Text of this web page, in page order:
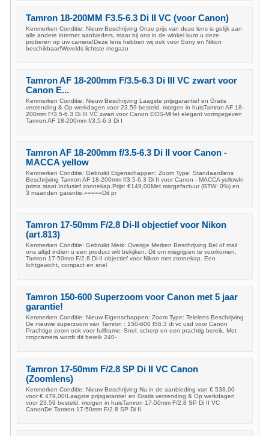
Tamron 18-200MM F3.5-6.3 Di II VC (voor Canon)
Kenmerken Conditie: Nieuw Beschrijving Onze prijs van deze lens is gelijk aan
alle andere internet aanbieders, maar bij ons in de winkel kunt u deze
proberen op uw camera!Deze lens hebben wij ook voor Sony en Nikon
beschikbaar!Werelds lichtste megazo
Tamron AF 18-200mm F/3.5-6.3 Di III VC zwart voor
Canon E...
Kenmerken Conditie: Nieuw Beschrijving Laagste prijsgarantie! en Gratis
verzending & Op werkdagen voor 23.59 besteld, morgen in huisTamron AF 18-
200mm F/3.5-6.3 Di III VC zwart voor Canon EOS-MHet elegant vormgegeven
Tamron AF 18-200mm f/3.5-6.3 Di I
Tamron AF 18-200mm f/3.5-6.3 Di II voor Canon -
MACCA yellow
Kenmerken Conditie: Gebruikt Eigenschappen: Zoom Type: Standaardlens
Beschrijving Tamron AF 18-200mm f/3.5-6.3 Di II voor Canon - MACCA yellowIn
prima staat.Inclusief zonnekap.Prijs: €149,00Met margefactuur (BTW: 0%) en
3 maanden garantie.=====Dit pr
Tamron 17-50mm F/2.8 Di-II objectief voor Nikon
(art.813)
Kenmerken Conditie: Gebruikt Merk: Overige Merken Beschrijving Bel of mail
ons altijd indien u een product wilt bekijken. Dit om misgrijpen te voorkomen.
Tamron 17-50mm F/2.8 Di-II objectief voor Nikon met zonnekap. Een
lichtgewicht, compact en snel
Tamron 150-600 Superzoom voor Canon met 5 jaar
garantie!
Kenmerken Conditie: Nieuw Eigenschappen: Zoom Type: Telelens Beschrijving
De nieuwe superzoom van Tamron : 150-600 f56.3 di vc usd voor Canon
Prachtige zoom ook voor fullframe. Snel, scherp en een prachtig bereik. Met
cropcamera wordt dit bereik 240-
Tamron 17-50mm F/2.8 SP Di II VC Canon
(Zoomlens)
Kenmerken Conditie: Nieuw Beschrijving Nu in de aanbieding van € 538,00
voor € 479,00!Laagste prijsgarantie! en Gratis verzending & Op werkdagen
voor 23.59 besteld, morgen in huisTamron 17-50mm F/2.8 SP Di II VC
CanonDe Tamron 17-50mm F/2.8 SP Di II